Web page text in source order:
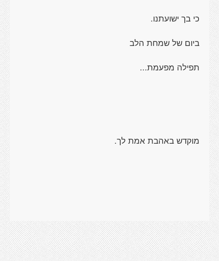
כי בך ישועתנו.
ביום של שמחת הלב
תפילה מפעמת...
מוקדש באהבת אמת לך.